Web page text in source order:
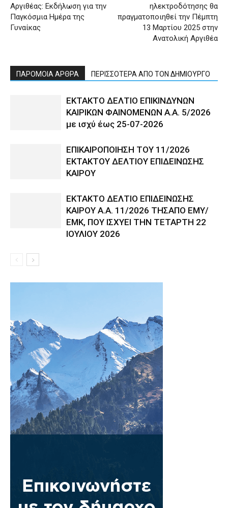
Αργιθέας: Εκδήλωση για την
Παγκόσμια Ημέρα της
Γυναίκας
ηλεκτροδότησης θα
πραγματοποιηθεί την Πέμπτη
13 Μαρτίου 2025 στην
Ανατολική Αργιθέα
ΠΑΡΟΜΟΙΑ ΑΡΘΡΑ ΠΕΡΙΣΣΟΤΕΡΑ ΑΠΟ ΤΟΝ ΔΗΜΙΟΥΡΓΟ
ΕΚΤΑΚΤΟ ΔΕΛΤΙΟ ΕΠΙΚΙΝΔΥΝΩΝ
ΚΑΙΡΙΚΩΝ ΦΑΙΝΟΜΕΝΩΝ Α.Α. 5/2026
με ισχύ έως 25-07-2026
ΕΠΙΚΑΙΡΟΠΟΙΗΣΗ ΤΟΥ 11/2026
ΕΚΤΑΚΤΟΥ ΔΕΛΤΙΟΥ ΕΠΙΔΕΙΝΩΣΗΣ
ΚΑΙΡΟΥ
ΕΚΤΑΚΤΟ ΔΕΛΤΙΟ ΕΠΙΔΕΙΝΩΣΗΣ
ΚΑΙΡΟΥ Α.Α. 11/2026 ΤΗΣΑΠΟ ΕΜΥ/
ΕΜΚ, ΠΟΥ ΙΣΧΥΕΙ ΤΗΝ ΤΕΤΑΡΤΗ 22
ΙΟΥΛΙΟΥ 2026